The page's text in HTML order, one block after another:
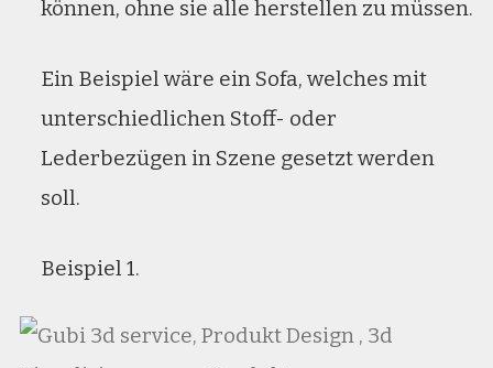
können, ohne sie alle herstellen zu müssen.
Ein Beispiel wäre ein Sofa, welches mit
unterschiedlichen Stoff- oder
Lederbezügen in Szene gesetzt werden
soll.
Beispiel 1.